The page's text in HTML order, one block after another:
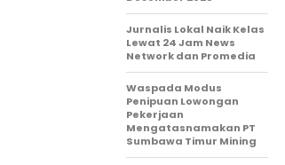
Jurnalis Lokal Naik Kelas
Lewat 24 Jam News
Network dan Promedia
Waspada Modus
Penipuan Lowongan
Pekerjaan
Mengatasnamakan PT
Sumbawa Timur Mining